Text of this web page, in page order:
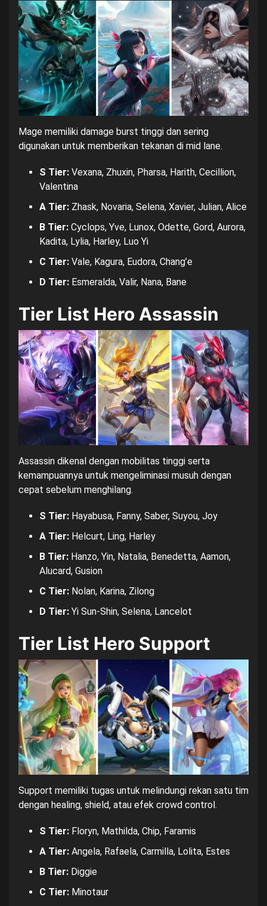
Mage memiliki damage burst tinggi dan sering
digunakan untuk memberikan tekanan di mid lane.
S Tier: Vexana, Zhuxin, Pharsa, Harith, Cecillion,
Valentina
A Tier: Zhask, Novaria, Selena, Xavier, Julian, Alice
B Tier: Cyclops, Yve, Lunox, Odette, Gord, Aurora,
Kadita, Lylia, Harley, Luo Yi
C Tier: Vale, Kagura, Eudora, Chang’e
D Tier: Esmeralda, Valir, Nana, Bane
Tier List Hero Assassin
Assassin dikenal dengan mobilitas tinggi serta
kemampuannya untuk mengeliminasi musuh dengan
cepat sebelum menghilang.
S Tier: Hayabusa, Fanny, Saber, Suyou, Joy
A Tier: Helcurt, Ling, Harley
B Tier: Hanzo, Yin, Natalia, Benedetta, Aamon,
Alucard, Gusion
C Tier: Nolan, Karina, Zilong
D Tier: Yi Sun-Shin, Selena, Lancelot
Tier List Hero Support
Support memiliki tugas untuk melindungi rekan satu tim
dengan healing, shield, atau efek crowd control.
S Tier: Floryn, Mathilda, Chip, Faramis
A Tier: Angela, Rafaela, Carmilla, Lolita, Estes
B Tier: Diggie
C Tier: Minotaur